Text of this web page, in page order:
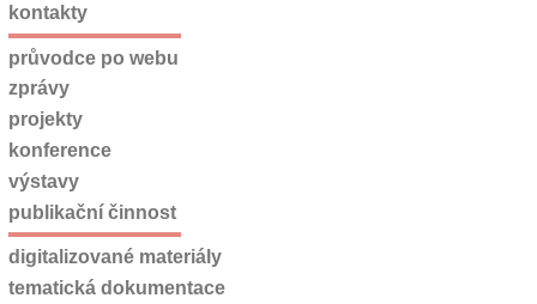
kontakty
průvodce po webu
zprávy
projekty
konference
výstavy
publikační činnost
digitalizované materiály
tematická dokumentace